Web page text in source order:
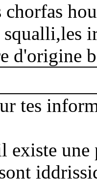
d'origine
tes
existe